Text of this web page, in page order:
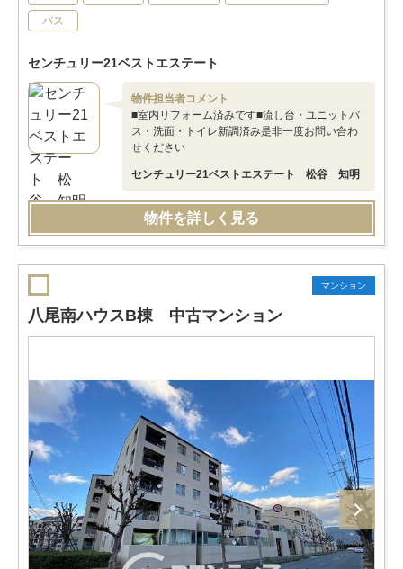
バス
センチュリー21ベストエステート
物件担当者コメント
■室内リフォーム済みです■流し台・ユニットバ
ス・洗面・トイレ新調済み是非一度お問い合わ
せください
センチュリー21ベストエステート 松谷 知明
物件を詳しく見る
マンション
八尾南ハウスB棟 中古マンション